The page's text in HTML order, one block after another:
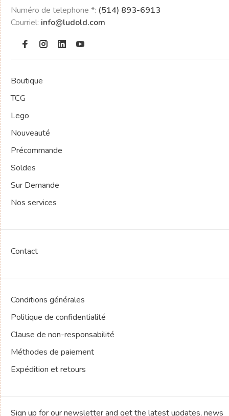
Numéro de telephone *: (514) 893-6913
Courriel: info@ludold.com
Boutique
TCG
Lego
Nouveauté
Précommande
Soldes
Sur Demande
Nos services
Contact
Conditions générales
Politique de confidentialité
Clause de non-responsabilité
Méthodes de paiement
Expédition et retours
Sign up for our newsletter and get the latest updates, news